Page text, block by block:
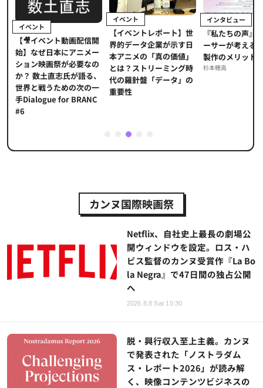
イベント
【🎥イベント動画配信開
始】なぜ日本にアニメー
ション映画祭が必要なの
か？ 数土直志氏が語る、
世界と戦うための次の一
手Dialogue for BRANC
#6
イベント
【イベントレポート】世
界的データ企業が示す日
本アニメの「真の価値」
とは？ストリーミング時
代の羅針盤「データ」の
重要性
インタビュー
『私たちの声』
ーサーが考える
製作のメリット
杉本穂高
3
カンヌ国際映画祭
Netflix、自社史上最長の劇場公
開ウィンドウを設定。ロス・ハ
ビス監督のカンヌ受賞作『La Bo
la Negra』で47日間の独占公開
へ
2026.8.8 Sat 10:30
脱・興行収入至上主義。カンヌ
で発表された「ノストラダム
ス・レポート2026」が読み解
く、映像コンテンツビジネスの